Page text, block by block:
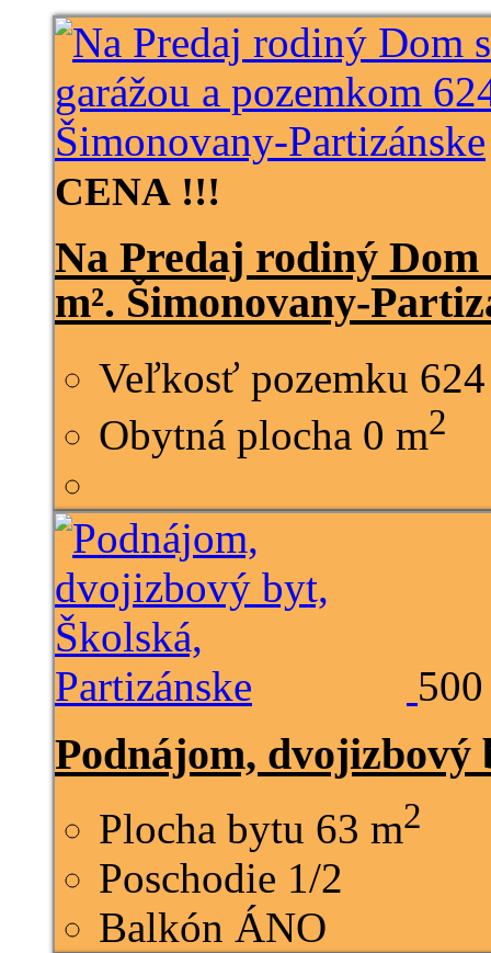
CENA !!!
Na Predaj rodiný Dom
m². Šimonovany-
Veľkosť pozemku
Obytná plocha 0 m2
Podnájom, dvojizbový
Plocha bytu 63 m2
Poschodie 1/2
Balkón ÁNO